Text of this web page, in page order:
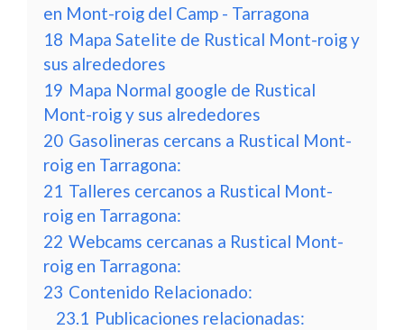
en Mont-roig del Camp - Tarragona
18 Mapa Satelite de Rustical Mont-roig y
sus alrededores
19 Mapa Normal google de Rustical
Mont-roig y sus alrededores
20 Gasolineras cercans a Rustical Mont-
roig en Tarragona:
21 Talleres cercanos a Rustical Mont-
roig en Tarragona:
22 Webcams cercanas a Rustical Mont-
roig en Tarragona:
23 Contenido Relacionado:
23.1 Publicaciones relacionadas: